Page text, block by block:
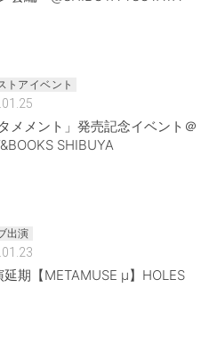
トアイベント
タメメント」発売記念イベント＠
SHIBUYA
出演
延期【METAMUSE μ】HOLES